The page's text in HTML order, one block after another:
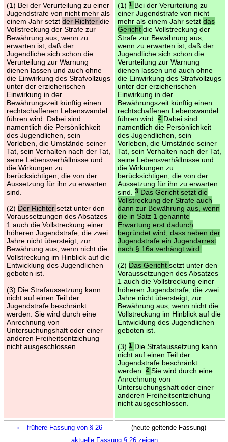
(1) Bei der Verurteilung zu einer
Jugendstrafe von nicht mehr als
einem Jahr setzt der Richter die
Vollstreckung der Strafe zur
Bewährung aus, wenn zu
erwarten ist, daß der
Jugendliche sich schon die
Verurteilung zur Warnung
dienen lassen und auch ohne
die Einwirkung des Strafvollzugs
unter der erzieherischen
Einwirkung in der
Bewährungszeit künftig einen
rechtschaffenen Lebenswandel
führen wird. Dabei sind
namentlich die Persönlichkeit
des Jugendlichen, sein
Vorleben, die Umstände seiner
Tat, sein Verhalten nach der Tat,
seine Lebensverhältnisse und
die Wirkungen zu
berücksichtigen, die von der
Aussetzung für ihn zu erwarten
sind.
(2) Der Richter setzt unter den
Voraussetzungen des Absatzes
1 auch die Vollstreckung einer
höheren Jugendstrafe, die zwei
Jahre nicht übersteigt, zur
Bewährung aus, wenn nicht die
Vollstreckung im Hinblick auf die
Entwicklung des Jugendlichen
geboten ist.
(3) Die Strafaussetzung kann
nicht auf einen Teil der
Jugendstrafe beschränkt
werden. Sie wird durch eine
Anrechnung von
Untersuchungshaft oder einer
anderen Freiheitsentziehung
nicht ausgeschlossen.
(1) 1 Bei der Verurteilung zu
einer Jugendstrafe von nicht
mehr als einem Jahr setzt das
Gericht die Vollstreckung der
Strafe zur Bewährung aus,
wenn zu erwarten ist, daß der
Jugendliche sich schon die
Verurteilung zur Warnung
dienen lassen und auch ohne
die Einwirkung des Strafvollzugs
unter der erzieherischen
Einwirkung in der
Bewährungszeit künftig einen
rechtschaffenen Lebenswandel
führen wird.
2 Dabei sind
namentlich die Persönlichkeit
des Jugendlichen, sein
Vorleben, die Umstände seiner
Tat, sein Verhalten nach der Tat,
seine Lebensverhältnisse und
die Wirkungen zu
berücksichtigen, die von der
Aussetzung für ihn zu erwarten
sind.
3Das Gericht setzt die
Vollstreckung der Strafe auch
dann zur Bewährung aus, wenn
die in Satz 1 genannte
Erwartung erst dadurch
begründet wird, dass neben der
Jugendstrafe ein Jugendarrest
nach § 16a verhängt wird.
(2) Das Gericht setzt unter den
Voraussetzungen des Absatzes
1 auch die Vollstreckung einer
höheren Jugendstrafe, die zwei
Jahre nicht übersteigt, zur
Bewährung aus, wenn nicht die
Vollstreckung im Hinblick auf die
Entwicklung des Jugendlichen
geboten ist.
(3) 1 Die Strafaussetzung kann
nicht auf einen Teil der
Jugendstrafe beschränkt
werden.
2 Sie wird durch eine
Anrechnung von
Untersuchungshaft oder einer
anderen Freiheitsentziehung
nicht ausgeschlossen.
← frühere Fassung von § 26
(heute geltende Fassung)
aktuelle Fassung § 26 zeigen